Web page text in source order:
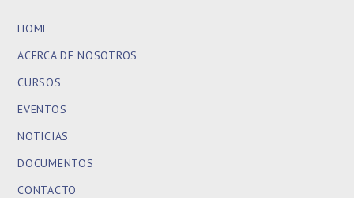
HOME
ACERCA DE NOSOTROS
CURSOS
EVENTOS
NOTICIAS
DOCUMENTOS
CONTACTO